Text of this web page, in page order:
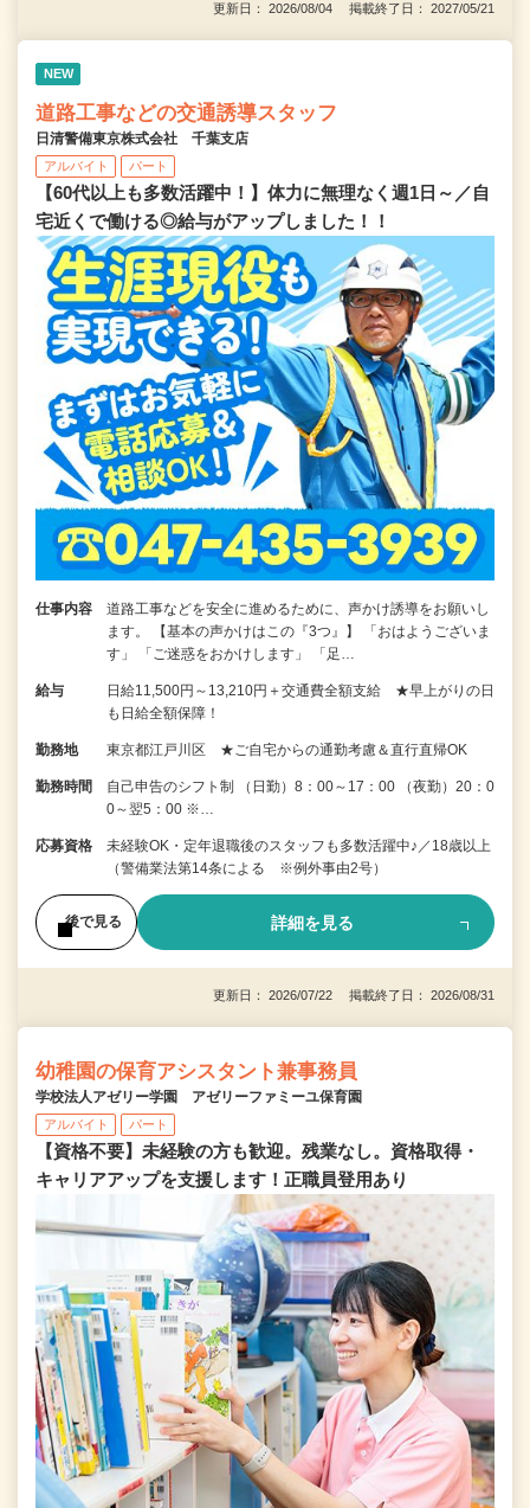
更新日： 2026/08/04 掲載終了日： 2027/05/21
NEW
道路工事などの交通誘導スタッフ
日清警備東京株式会社 千葉支店
アルバイト パート
【60代以上も多数活躍中！】体力に無理なく週1日～／自
宅近くで働ける◎給与がアップしました！！
仕事内容
道路工事などを安全に進めるために、声かけ誘導をお願いし
ます。 【基本の声かけはこの『3つ』】 「おはようございま
す」 「ご迷惑をおかけします」 「足…
給与
日給11,500円～13,210円＋交通費全額支給 ★早上がりの日
も日給全額保障！
勤務地 東京都江戸川区 ★ご自宅からの通勤考慮＆直行直帰OK
勤務時間
自己申告のシフト制 （日勤）8：00～17：00 （夜勤）20：0
0～翌5：00 ※…
応募資格
未経験OK・定年退職後のスタッフも多数活躍中♪／18歳以上
（警備業法第14条による ※例外事由2号）
後で見る 詳細を見る
更新日： 2026/07/22 掲載終了日： 2026/08/31
幼稚園の保育アシスタント兼事務員
学校法人アゼリー学園 アゼリーファミーユ保育園
アルバイト パート
【資格不要】未経験の方も歓迎。残業なし。資格取得・
キャリアアップを支援します！正職員登用あり